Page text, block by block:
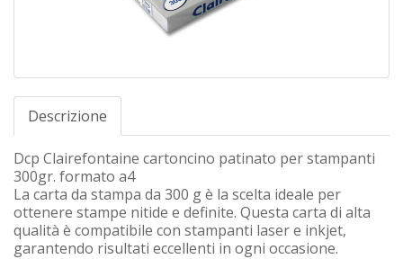
Descrizione
Dcp Clairefontaine cartoncino patinato per stampanti
300gr. formato a4
La carta da stampa da 300 g è la scelta ideale per
ottenere stampe nitide e definite. Questa carta di alta
qualità è compatibile con stampanti laser e inkjet,
garantendo risultati eccellenti in ogni occasione.